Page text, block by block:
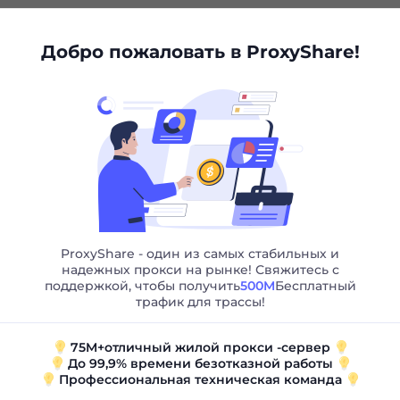
неограниченные
Ноль капч
Оптимальное решение, так
как нет необходимости
Нет ограничений
Большой и широко
распространенный IP-бассейн
Добро пожаловать в ProxyShare!
ProxyShare - один из самых стабильных и
надежных прокси на рынке! Свяжитесь с
поддержкой, чтобы получить500MБесплатный
трафик для трассы!
75M+отличный жилой прокси -сервер
До 99,9% времени безотказной работы
Профессиональная техническая команда